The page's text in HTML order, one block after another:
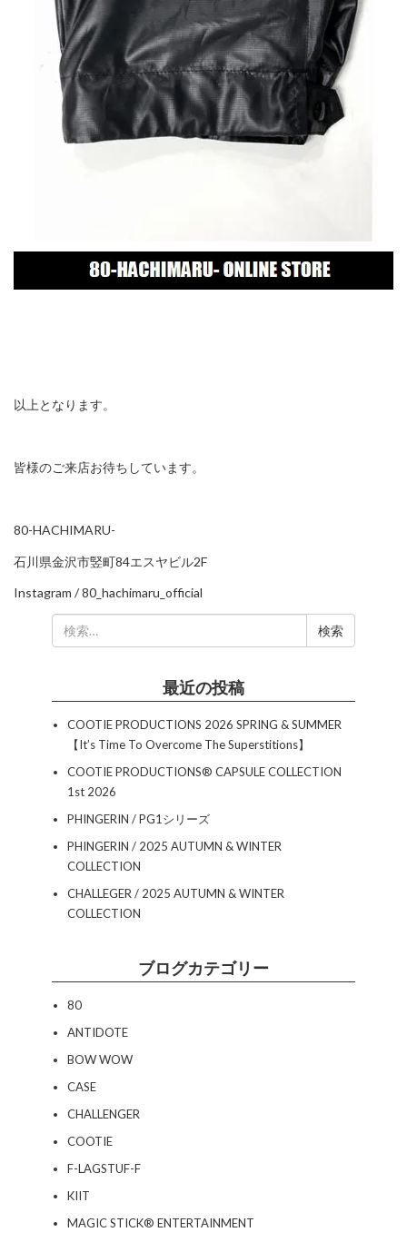
以上となります。
皆様のご来店お待ちしています。
80-HACHIMARU-
石川県金沢市竪町84エスヤビル2F
Instagram /80_hachimaru_official
索:
最近の投稿
COOTIE PRODUCTIONS 2026 SPRING & SUMMER
【It’s Time To Overcome The Superstitions】
COOTIE PRODUCTIONS®︎ CAPSULE COLLECTION
1st 2026
PHINGERIN / PG1シリーズ
PHINGERIN / 2025 AUTUMN & WINTER
COLLECTION
CHALLEGER / 2025 AUTUMN & WINTER
COLLECTION
ブログカテゴリー
80
ANTIDOTE
BOW WOW
CASE
CHALLENGER
COOTIE
F-LAGSTUF-F
KIIT
MAGIC STICK® ENTERTAINMENT